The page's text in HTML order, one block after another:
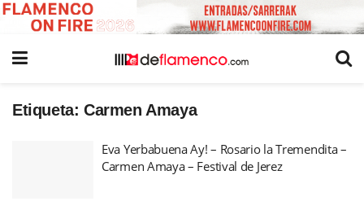
Etiqueta: Carmen Amaya
Eva Yerbabuena Ay! – Rosario la Tremendita –
Carmen Amaya – Festival de Jerez